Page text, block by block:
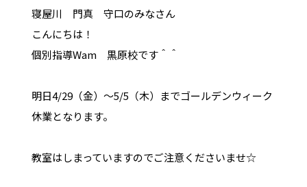
寝屋川 門真 守口のみなさん
こんにちは！
個別指導Wam 黒原校です＾＾
明日4/29（金）～5/5（木）までゴールデンウィーク
休業となります。
教室はしまっていますのでご注意くださいませ☆